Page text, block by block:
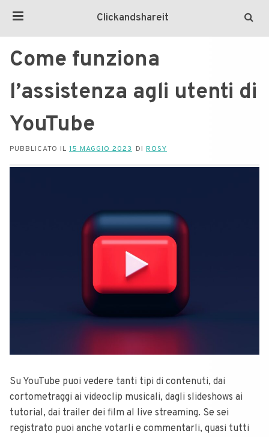
Clickandshareit
Come funziona
l’assistenza agli utenti di
YouTube
PUBBLICATO IL 15 MAGGIO 2023 DI ROSY
Su YouTube puoi vedere tanti tipi di contenuti, dai
cortometraggi ai videoclip musicali, dagli slideshows ai
tutorial, dai trailer dei film al live streaming. Se sei
registrato puoi anche votarli e commentarli, quasi tutti